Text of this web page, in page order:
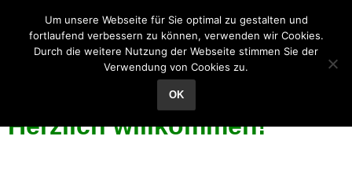
Herzlich willkommen!
Grundschule Reichenhain
Um unsere Webseite für Sie optimal zu gestalten und
fortlaufend verbessern zu können, verwenden wir Cookies.
Durch die weitere Nutzung der Webseite stimmen Sie der
Verwendung von Cookies zu.
OK